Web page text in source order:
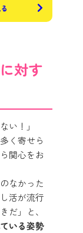
対す
い！」
く寄せら
関心をお
なかった
活が流行
だ」と、
いる姿勢